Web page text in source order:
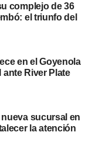
se van a
y concejales en
“va a
a presentar de
hizo en Ansina
complejo de 36
el triunfo del
en el Goyenola
River Plate
sucursal en
la atención